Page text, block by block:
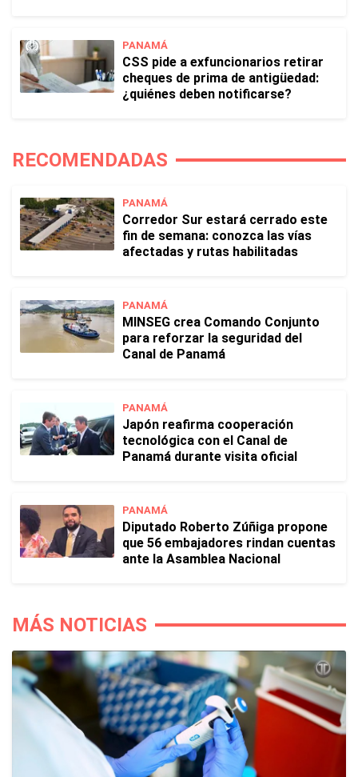
PANAMÁ
CSS pide a exfuncionarios retirar
cheques de prima de antigüedad:
¿quiénes deben notificarse?
RECOMENDADAS
PANAMÁ
Corredor Sur estará cerrado este
fin de semana: conozca las vías
afectadas y rutas habilitadas
PANAMÁ
MINSEG crea Comando Conjunto
para reforzar la seguridad del
Canal de Panamá
PANAMÁ
Japón reafirma cooperación
tecnológica con el Canal de
Panamá durante visita oficial
PANAMÁ
Diputado Roberto Zúñiga propone
que 56 embajadores rindan cuentas
ante la Asamblea Nacional
MÁS NOTICIAS